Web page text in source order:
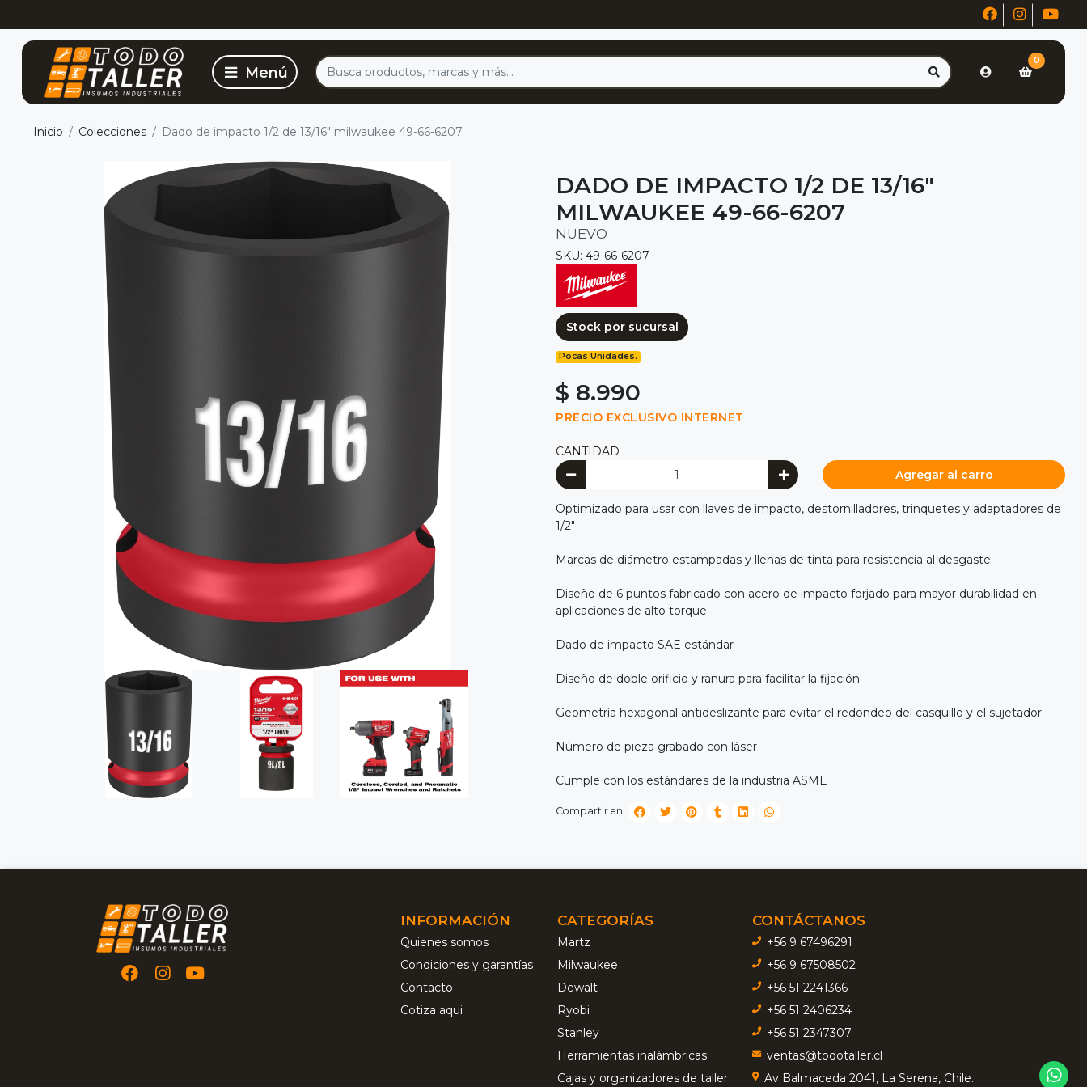
0
Inicio Colecciones Dado de impacto 1/2 de 13/16" milwaukee 49-66-6207
DADO DE IMPACTO 1/2 DE 13/16"
MILWAUKEE 49-66-6207
NUEVO
SKU: 49-66-6207
Stock por sucursal
Pocas Unidades.
$ 8.990
PRECIO EXCLUSIVO INTERNET
CANTIDAD
Agregar al carro
Optimizado para usar con llaves de impacto, destornilladores, trinquetes y adaptadores de
1/2"
Marcas de diámetro estampadas y llenas de tinta para resistencia al desgaste
Diseño de 6 puntos fabricado con acero de impacto forjado para mayor durabilidad en
aplicaciones de alto torque
Dado de impacto SAE estándar
Diseño de doble orificio y ranura para facilitar la fijación
Geometría hexagonal antideslizante para evitar el redondeo del casquillo y el sujetador
Número de pieza grabado con láser
Cumple con los estándares de la industria ASME
Compartir en:
INFORMACIÓN
Quienes somos
Condiciones y garantías
Contacto
Cotiza aqui
CATEGORÍAS
Martz
Milwaukee
Dewalt
Ryobi
Stanley
Herramientas inalámbricas
Cajas y organizadores de taller
CONTÁCTANOS
+56 9 67496291
+56 9 67508502
+56 51 2241366
+56 51 2406234
+56 51 2347307
ventas@todotaller.cl
Av Balmaceda 2041, La Serena, Chile.